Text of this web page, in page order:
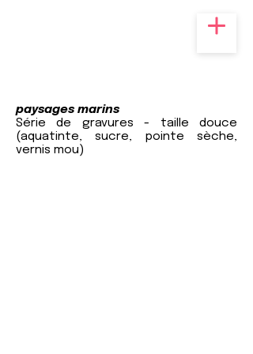
paysages marins
Série de gravures - taille douce
(aquatinte, sucre, pointe sèche,
vernis mou)